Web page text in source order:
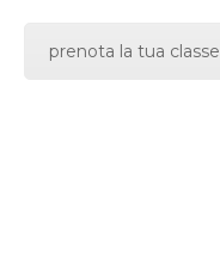
prenota la tua classe